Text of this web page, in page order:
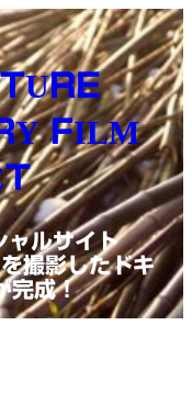
FILM
ルサイト
撮影したドキ
完成！